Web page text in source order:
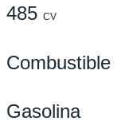
485 CV
Combustible
Gasolina